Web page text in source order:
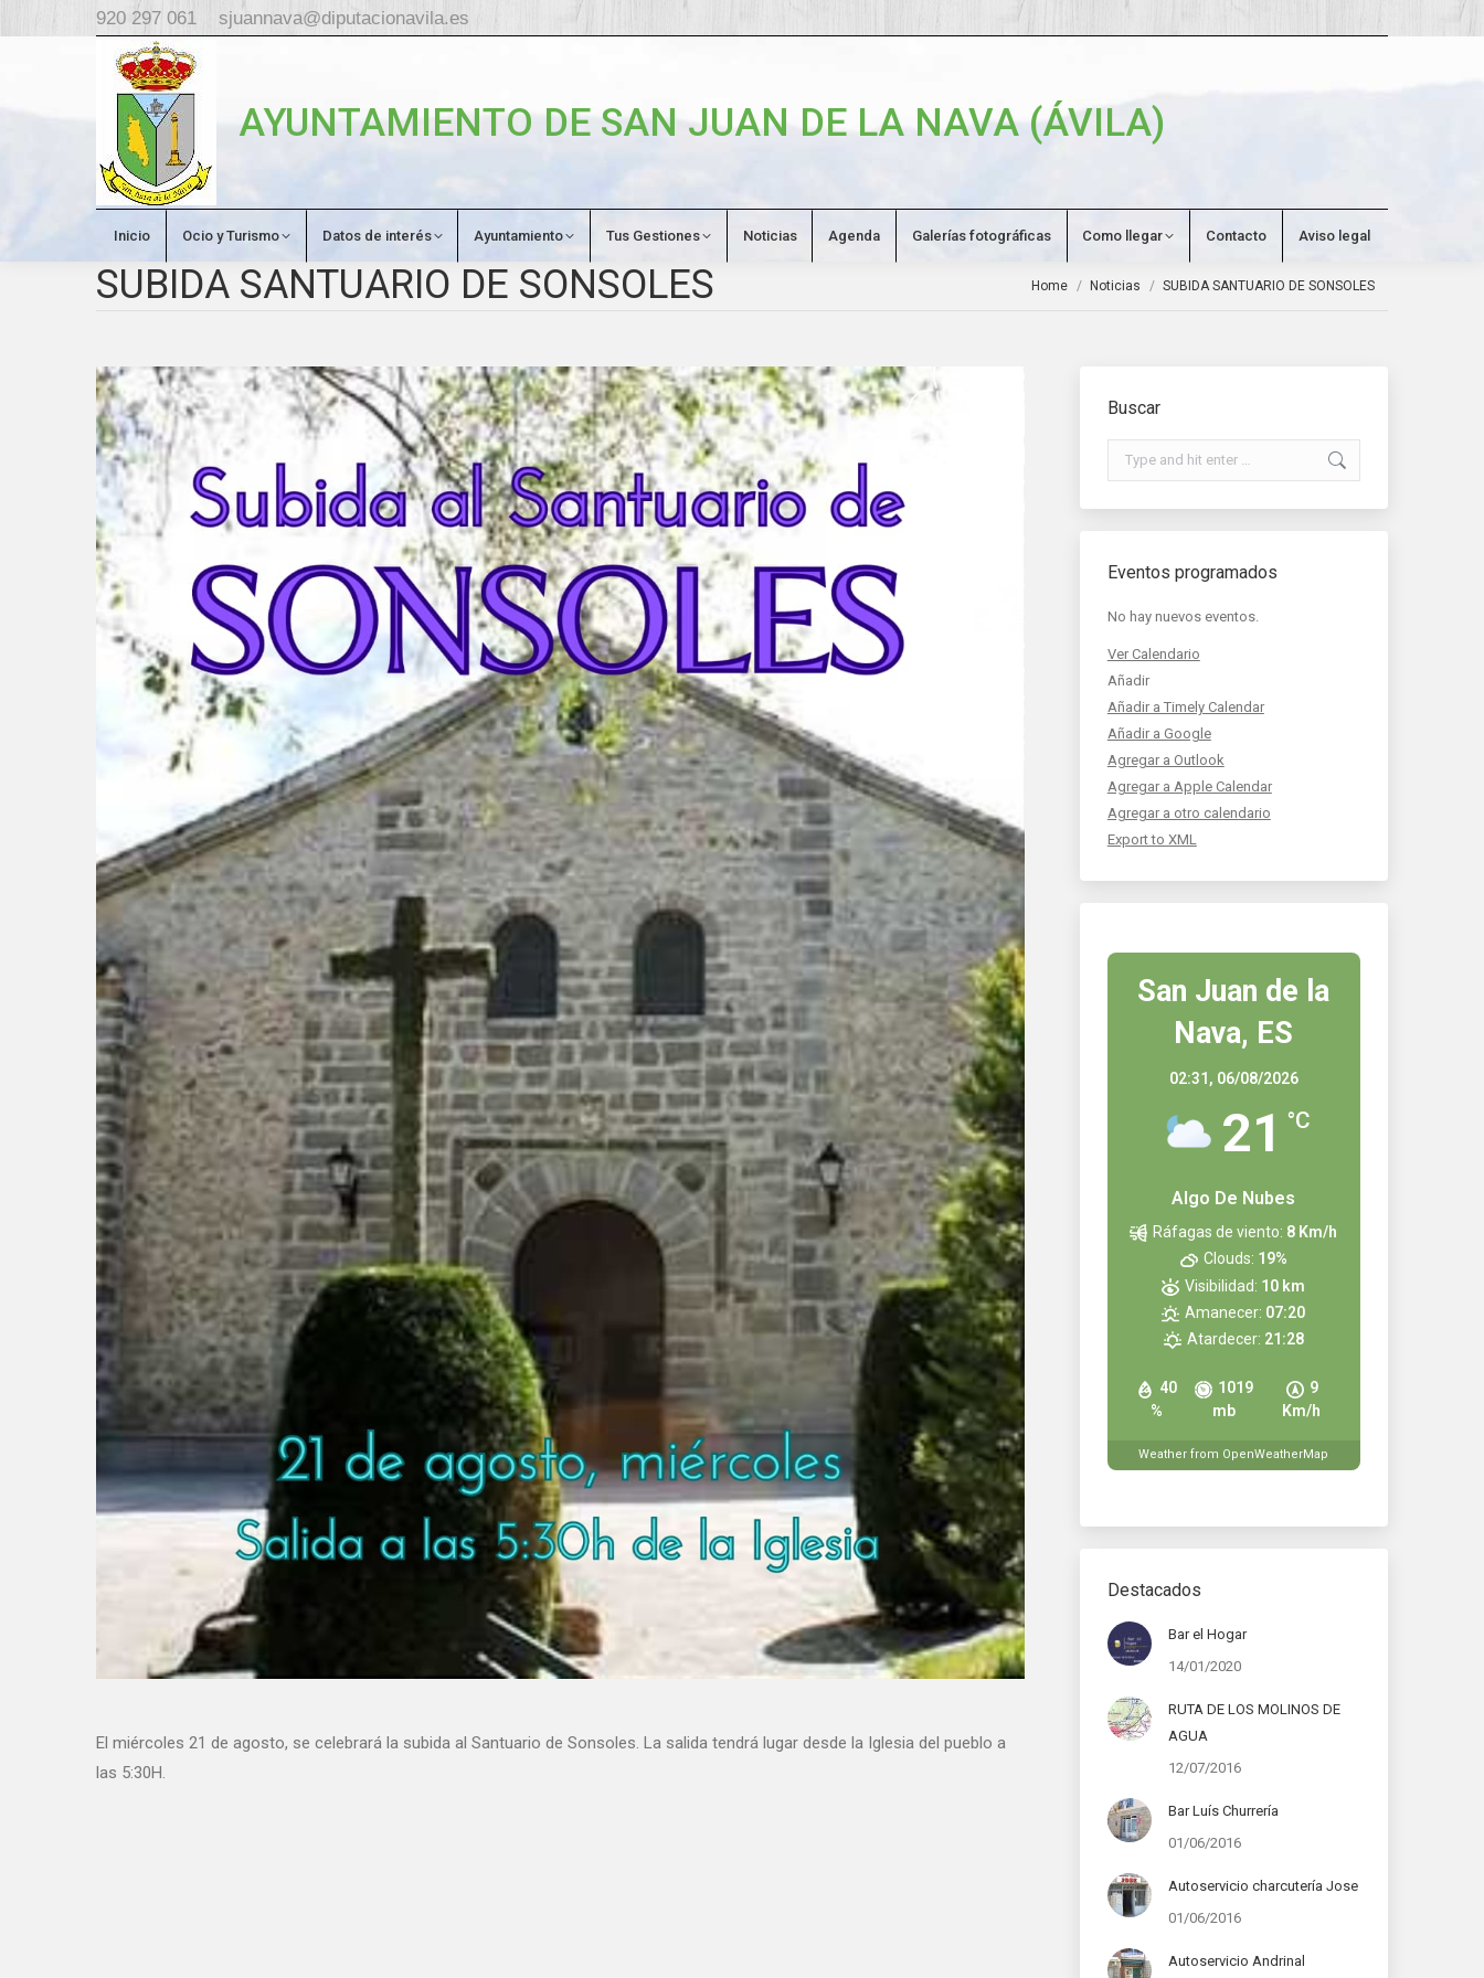
920 297 061 sjuannava@diputacionavila.es
AYUNTAMIENTO DE SAN JUAN DE LA NAVA (ÁVILA)
Inicio Ocio y Turismo Datos de interés Ayuntamiento Tus Gestiones Noticias Agenda Galerías fotográficas Como llegar Contacto Aviso legal
SUBIDA SANTUARIO DE SONSOLES You are here:
Home Noticias SUBIDA SANTUARIO DE SONSOLES
El miércoles 21 de agosto, se celebrará la subida al Santuario de Sonsoles. La salida tendrá lugar desde la Iglesia del pueblo a
las 5:30H.
Buscar
Search:
Eventos programados
No hay nuevos eventos.
Ver Calendario
Añadir
Añadir a Timely Calendar
Añadir a Google
Agregar a Outlook
Agregar a Apple Calendar
Agregar a otro calendario
Export to XML
San Juan de la
Nava, ES
02:31, 06/08/2026
21 °C
Algo De Nubes
40
%
1019
mb
9
Km/h
Ráfagas de viento: 8 Km/h
Clouds: 19%
Visibilidad: 10 km
Amanecer: 07:20
Atardecer: 21:28
Weather from OpenWeatherMap
Destacados
Bar el Hogar
14/01/2020
RUTA DE LOS MOLINOS DE
AGUA
12/07/2016
Bar Luís Churrería
01/06/2016
Autoservicio charcutería Jose
01/06/2016
Autoservicio Andrinal